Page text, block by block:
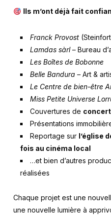
Ils m’ont déjà fait
Franck Provost
Lamdas sàrl– Bureau
Les Boîtes de Bobonne
Belle Bandura – Art &
Le Centre de bien-être
Miss Petite Universe
Couvertures de
Présentations
Reportage sur l’église
fois au cinéma local
…et bien d’autres
réalisées
Chaque projet est une
une nouvelle lumière à